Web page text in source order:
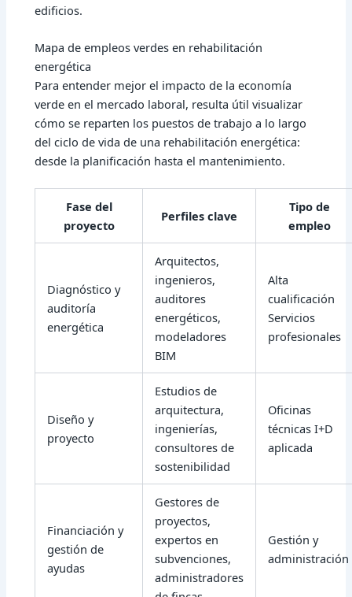
edificios.
Mapa de empleos verdes en rehabilitación
energética
Para entender mejor el impacto de laeconomía
verde en el mercado laboral, resulta útil visualizar
cómo se reparten los puestos de trabajo a lo largo
del ciclo de vida de una rehabilitación energética:
desde la planificación hasta el mantenimiento.
Fase del
proyecto
Perfiles clave
Tipo de
empleo
Diagnóstico y
auditoría
energética
Arquitectos,
ingenieros,
auditores
energéticos,
modeladores
BIM
Alta
cualificación
Servicios
profesionales
Diseño y
proyecto
Estudios de
arquitectura,
ingenierías,
consultores de
sostenibilidad
Oficinas
técnicas I+D
aplicada
Financiación y
gestión de
ayudas
Gestores de
proyectos,
expertos en
subvenciones,
administradores
Gestión y
administración